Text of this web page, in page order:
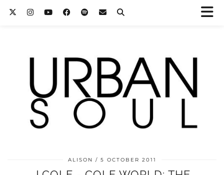
ALISON 5 OCTOBER 2011